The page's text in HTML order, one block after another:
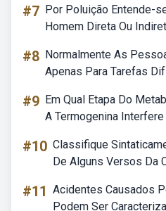
#7 Por Poluição Entende-
Homem Direta Ou
#8 Normalmente As
Apenas Para Tarefas
#9 Em Qual Etapa Do
A Termogenina Interfere
#10 Classifique
De Alguns Versos Da
#11 Acidentes Causados
Podem Ser